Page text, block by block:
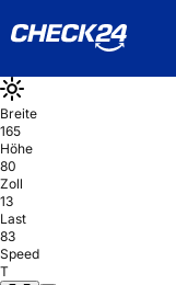
Breite
165
Höhe
80
Zoll
13
Last
83
Speed
T